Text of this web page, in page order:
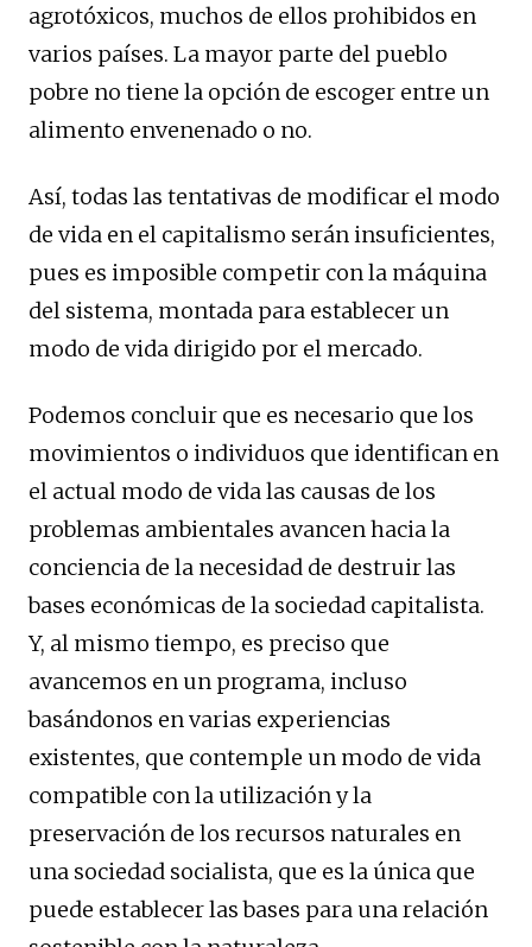
agrotóxicos, muchos de ellos prohibidos en
varios países. La mayor parte del pueblo
pobre no tiene la opción de escoger entre un
alimento envenenado o no.
Así, todas las tentativas de modificar el modo
de vida en el capitalismo serán insuficientes,
pues es imposible competir con la máquina
del sistema, montada para establecer un
modo de vida dirigido por el mercado.
Podemos concluir que es necesario que los
movimientos o individuos que identifican en
el actual modo de vida las causas de los
problemas ambientales avancen hacia la
conciencia de la necesidad de destruir las
bases económicas de la sociedad capitalista.
Y, al mismo tiempo, es preciso que
avancemos en un programa, incluso
basándonos en varias experiencias
existentes, que contemple un modo de vida
compatible con la utilización y la
preservación de los recursos naturales en
una sociedad socialista, que es la única que
puede establecer las bases para una relación